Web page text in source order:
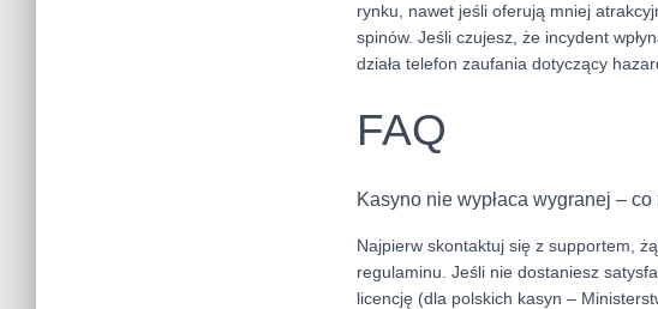
rynku, nawet jeśli oferują mniej
spinów. Jeśli czujesz, że incydent
działa telefon zaufania dotyczący
FAQ
Kasyno nie wypłaca wygranej –
Najpierw skontaktuj się z supportem,
regulaminu. Jeśli nie dostaniesz
licencję (dla polskich kasyn –